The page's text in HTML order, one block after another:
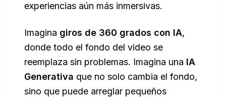
experiencias aún más inmersivas.
Imagina giros de 360 grados con IA,
donde todo el fondo del video se
reemplaza sin problemas. Imagina una IA
Generativa que no solo cambia el fondo,
sino que puede arreglar pequeños